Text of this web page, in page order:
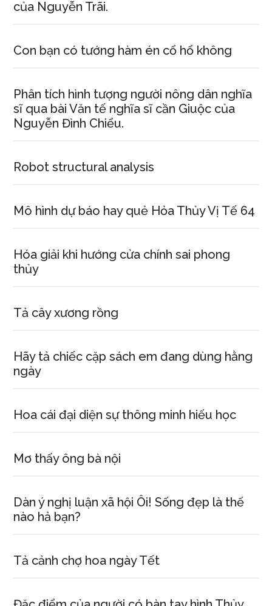
của Nguyễn Trãi.
Con bạn có tướng hàm én cổ hổ không
Phân tích hình tượng người nông dân nghĩa
sĩ qua bài Văn tế nghĩa sĩ cần Giuộc của
Nguyễn Đình Chiểu.
Robot structural analysis
Mô hình dự báo hay quẻ Hỏa Thủy Vị Tế 64
Hóa giải khi hướng cửa chính sai phong
thủy
Tả cây xương rồng
Hãy tả chiếc cặp sách em đang dùng hằng
ngày
Hoa cái đại diện sự thông minh hiếu học
Mơ thấy ông bà nội
Dàn ý nghị luận xã hội Ôi! Sống đẹp là thế
nào hả bạn?
Tả cảnh chợ hoa ngày Tết